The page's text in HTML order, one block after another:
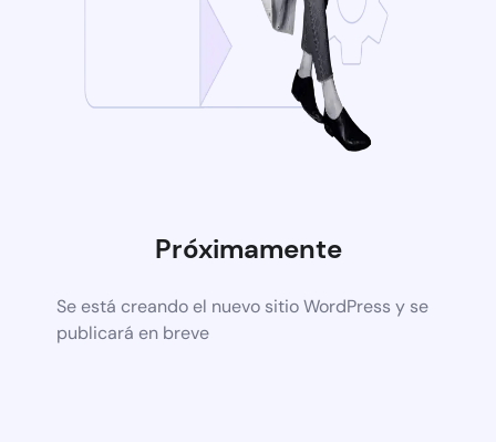
Próximamente
Se está creando el nuevo sitio WordPress y se
publicará en breve